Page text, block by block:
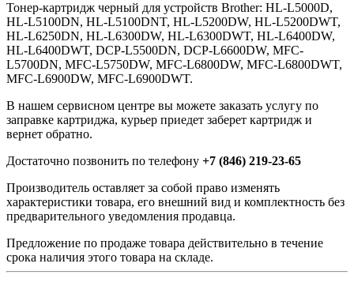
Тонер-картридж черный для устройств Brother: HL-L5000D,
HL-L5100DN, HL-L5100DNT, HL-L5200DW, HL-L5200DWT,
HL-L6250DN, HL-L6300DW, HL-L6300DWT, HL-L6400DW,
HL-L6400DWT, DCP-L5500DN, DCP-L6600DW, MFC-
L5700DN, MFC-L5750DW, MFC-L6800DW, MFC-L6800DWT,
MFC-L6900DW, MFC-L6900DWT.
В нашем сервисном центре вы можете заказать услугу по
заправке картриджа, курьер приедет заберет картридж и
вернет обратно.
Достаточно позвонить по телефону +7 (846) 219-23-65
Производитель оставляет за собой право изменять
характеристики товара, его внешний вид и комплектность без
предварительного уведомления продавца.
Предложение по продаже товара действительно в течение
срока наличия этого товара на складе.